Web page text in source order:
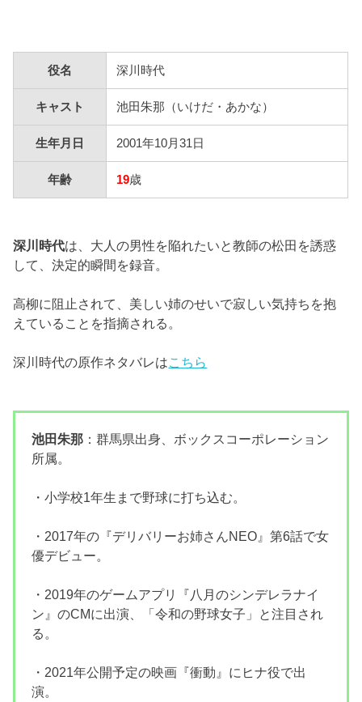
役名 深川時代
キャスト 池田朱那（いけだ・あかな）
生年月日 2001年10月31日
年齢 19歳
深川時代は、大人の男性を陥れたいと教師の松田を誘惑
して、決定的瞬間を録音。
高柳に阻止されて、美しい姉のせいで寂しい気持ちを抱
えていることを指摘される。
深川時代の原作ネタバレはこちら
池田朱那 ：群馬県出身、ボックスコーポレーション
所属。
・小学校1年生まで野球に打ち込む。
・2017年の『デリバリーお姉さんNEO』第6話で女
優デビュー。
・2019年のゲームアプリ『八月のシンデレラナイ
ン』のCMに出演、「令和の野球女子」と注目され
る。
・2021年公開予定の映画『衝動』にヒナ役で出
演。